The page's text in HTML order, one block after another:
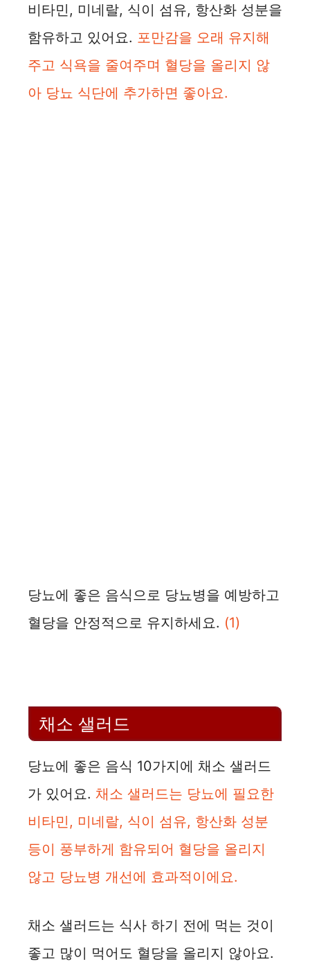
비타민, 미네랄, 식이 섬유, 항산화 성분을
함유하고 있어요. 포만감을 오래 유지해
주고 식욕을 줄여주며 혈당을 올리지 않
아 당뇨 식단에 추가하면 좋아요.
당뇨에 좋은 음식으로 당뇨병을 예방하고
혈당을 안정적으로 유지하세요. (1)
채소 샐러드
당뇨에 좋은 음식 10가지에 채소 샐러드
가 있어요. 채소 샐러드는 당뇨에 필요한
비타민, 미네랄, 식이 섬유, 항산화 성분
등이 풍부하게 함유되어 혈당을 올리지
않고 당뇨병 개선에 효과적이에요.
채소 샐러드는 식사 하기 전에 먹는 것이
좋고 많이 먹어도 혈당을 올리지 않아요.